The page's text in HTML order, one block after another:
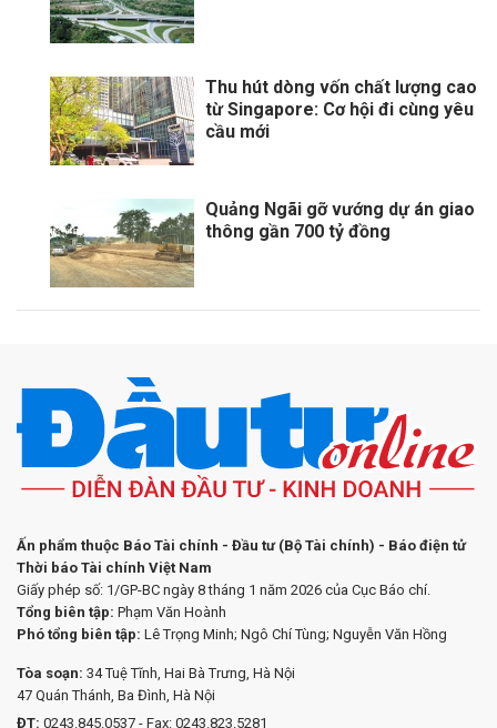
Thu hút dòng vốn chất lượng cao
từ Singapore: Cơ hội đi cùng yêu
cầu mới
Quảng Ngãi gỡ vướng dự án giao
thông gần 700 tỷ đồng
Ấn phẩm thuộc Báo Tài chính - Đầu tư (Bộ Tài chính) - Báo điện tử
Thời báo Tài chính Việt Nam
Giấy phép số: 1/GP-BC ngày 8 tháng 1 năm 2026 của Cục Báo chí.
Tổng biên tập: Phạm Văn Hoành
Phó tổng biên tập: Lê Trọng Minh; Ngô Chí Tùng; Nguyễn Văn Hồng
Tòa soạn: 34 Tuệ Tĩnh, Hai Bà Trưng, Hà Nội
47 Quán Thánh, Ba Đình, Hà Nội
ĐT: 0243.845.0537 - Fax: 0243.823.5281